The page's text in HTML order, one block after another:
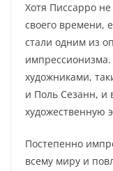
Хотя Писсарро
своего времени,
стали одним из
художниками,
и Поль Сезанн, и
художественную
Постепенно
всему миру и